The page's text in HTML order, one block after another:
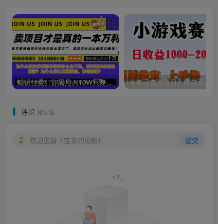
知识付费，你离月入10W只差一个开始！26年给自己一个机会，挖金子不如买铲子【揭秘】
评论 抢沙发
欢迎您留下宝贵的见解！ 提交